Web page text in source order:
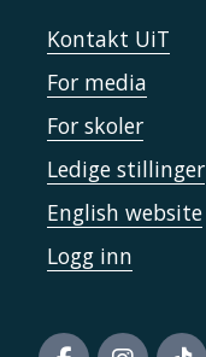
Kontakt UiT
For media
For skoler
Ledige stillinger
English website
Logg inn